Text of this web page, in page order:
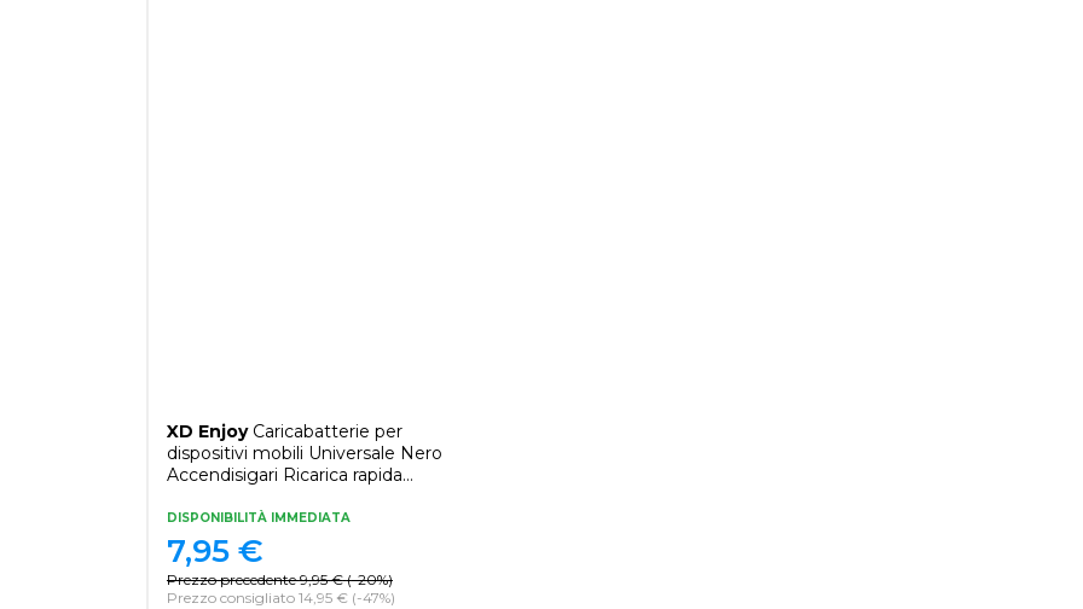
XD EnjoyCaricabatterie per
dispositivi mobili Universale Nero
Accendisigari Ricarica rapida
DISPONIBILITÀ IMMEDIATA
Prezzo precedente 9,95 € (-20%)
Prezzo consigliato 14,95 € (-47%)
7,95 €